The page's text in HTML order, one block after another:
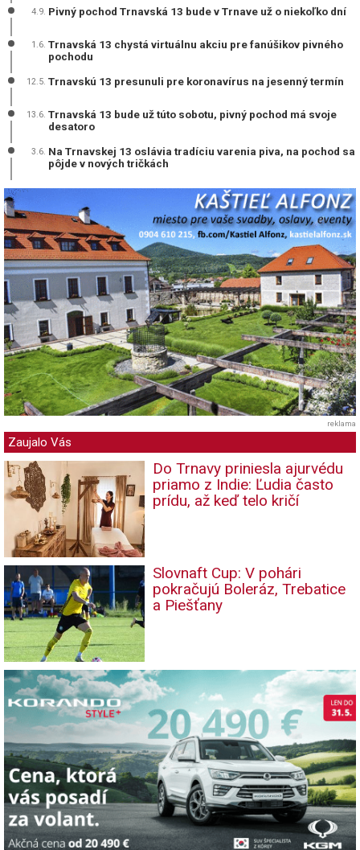
4.9. Pivný pochod Trnavská 13 bude v Trnave už o niekoľko dní
1.6. Trnavská 13 chystá virtuálnu akciu pre fanúšikov pivného
pochodu
12.5. Trnavskú 13 presunuli pre koronavírus na jesenný termín
13.6. Trnavská 13 bude už túto sobotu, pivný pochod má svoje
desatoro
3.6. Na Trnavskej 13 oslávia tradíciu varenia piva, na pochod sa
pôjde v nových tričkách
reklama
Zaujalo Vás
Do Trnavy priniesla ajurvédu
priamo z Indie: Ľudia často
prídu, až keď telo kričí
Slovnaft Cup: V pohári
pokračujú Boleráz, Trebatice
a Piešťany